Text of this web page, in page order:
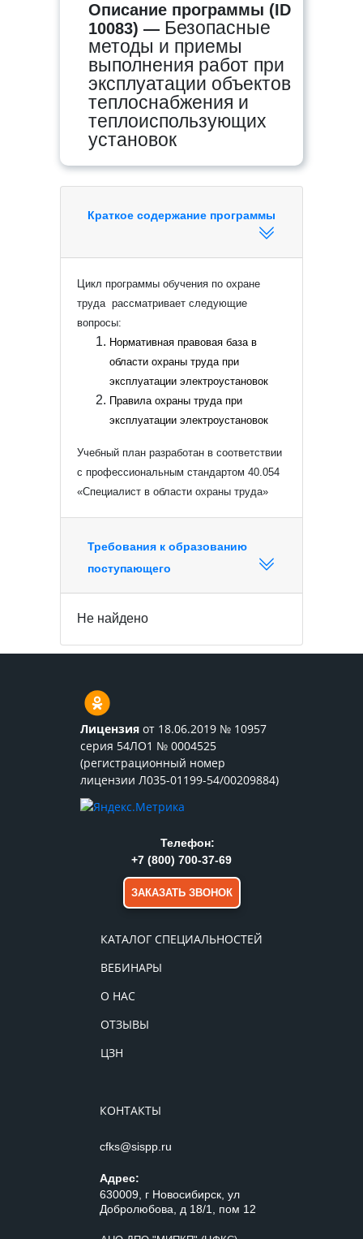
Описание программы (ID
10083) — Безопасные
методы и приемы
выполнения работ при
эксплуатации объектов
теплоснабжения и
теплоиспользующих
установок
Краткое содержание программы
Цикл программы обучения по охране
труда рассматривает следующие
вопросы:
Нормативная правовая база в
области охраны труда при
эксплуатации электроустановок
Правила охраны труда при
эксплуатации электроустановок
Учебный план разработан в соответствии
с профессиональным стандартом 40.054
«Специалист в области охраны труда»
Требования к образованию
поступающего
Не найдено
Лицензия от 18.06.2019 № 10957
серия 54ЛО1 № 0004525
(регистрационный номер
лицензии Л035-01199-54/00209884)
КАТАЛОГ СПЕЦИАЛЬНОСТЕЙ
ВЕБИНАРЫ
О НАС
ОТЗЫВЫ
ЦЗН
КОНТАКТЫ
cfks@sispp.ru
Адрес:
630009, г Новосибирск, ул
Добролюбова, д 18/1, пом 12
Телефон:
+7 (800) 700-37-69
ЗАКАЗАТЬ ЗВОНОК